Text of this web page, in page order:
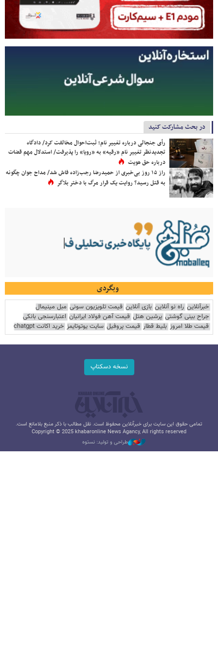
در بحث مشارکت کنید
رأی جنجالی درباره تغییر نام؛ ثبت‌احوال مخالفت کرد/ دادگاه
تجدیدنظر تغییر نام «رقیه» به «رویا» را پذیرفت/ استدلال مهم قضات
درباره حق هویت
راز ۱۵ روز بی‌خبری از حمیدرضا رجب‌زاده فاش شد/ مداح جوان چگونه
به قتل رسید؟ روایت یک قرار مرگ با دختر بلاگر
وبگردی
خبرآنلاین راه نو آنلاین بازی آنلاین قیمت تلویزیون سونی مبل مینیمال
جراح بینی گوشتی پرشین هتل قیمت آهن فولاد ایرانیان اعتبارسنجی بانکی
قیمت طلا امروز بلیط قطار قیمت پروفیل سایت یوتوتایمز خرید اکانت chatgpt
نسخه دسکتاپ
تمامی حقوق این سایت برای خبرآنلاین محفوظ است. نقل مطالب با ذکر منبع بلامانع است.
Copyright © 2025 khabaronline News Agancy, All rights reserved
طراحی و تولید: نستوه